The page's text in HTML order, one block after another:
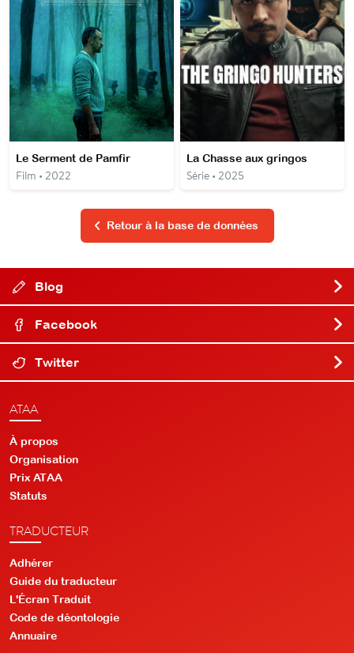
Le Serment de Pamfir
Film • 2022
La Chasse aux gringos
Série • 2025
Retour à la base de données
Blog
Facebook
Twitter
ATAA
À propos
Organisation
Prix ATAA
Statuts
TRADUCTEUR
Adhérer
Guide du traducteur
L'Écran Traduit
Code de déontologie
Annuaire